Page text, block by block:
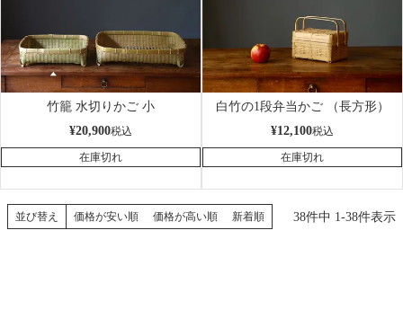
竹籠 水切りかご 小
¥20,900税込
在庫切れ
白竹の1段弁当かご （長方形）
¥12,100税込
在庫切れ
並び替え 価格が安い順 価格が高い順 新着順 38件中 1 -38件表示